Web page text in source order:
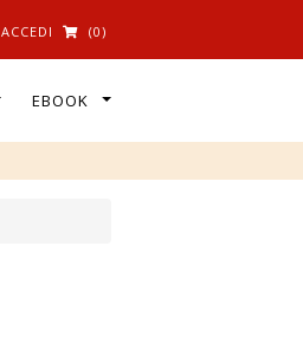
ACCEDI (0)
EBOOK